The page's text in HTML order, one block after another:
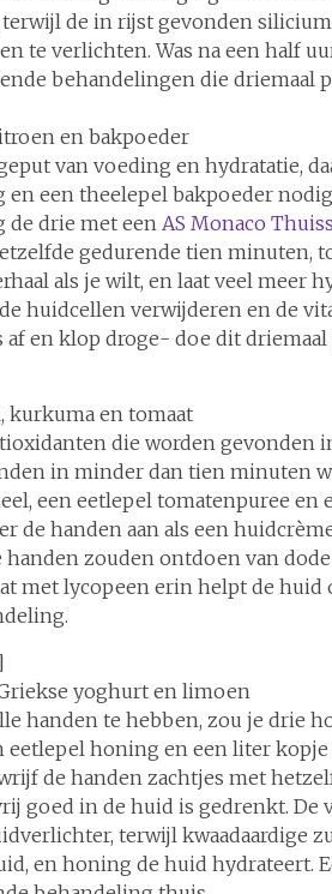
de in rijst gevonden
te verlichten. Was na een half
behandelingen die driemaal
en bakpoeder
van voeding en hydratatie,
en een theelepel bakpoeder
de drie met eenAS Monaco
gedurende tien minuten,
als je wilt, en laat veel meer
huidcellen verwijderen en de
en klop droge- doe dit driemaal
kurkuma en tomaat
die worden gevonden
in minder dan tien minuten
een eetlepel tomatenpuree
de handen aan als een
handen zouden ontdoen van
met lycopeen erin helpt de
yoghurt en limoen
handen te hebben, zou je drie
eetlepel honing en een liter
de handen zachtjes met
goed in de huid is gedrenkt. De
terwijl kwaadaardige
en honing de huid hydrateert.